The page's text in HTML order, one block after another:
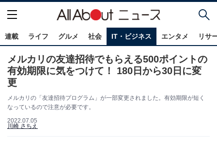
連載 ライフ グルメ 社会 IT・ビジネス エンタメ リサ
メルカリの友達招待でもらえる500ポイントの
有効期限に気をつけて！ 180日から30日に変
更
メルカリの「友達招待プログラム」が一部変更されました。有効期限が短く
なっているので注意が必要です。
2022.07.05
川崎 さちえ